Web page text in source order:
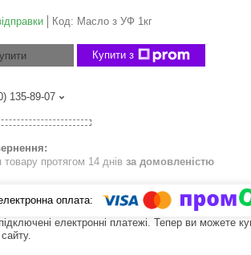
Код: Масло з УФ 1кг
Купити з
135-89-07
товару протягом 14 днів за домовленістю
електронні платежі. Тепер ви можете